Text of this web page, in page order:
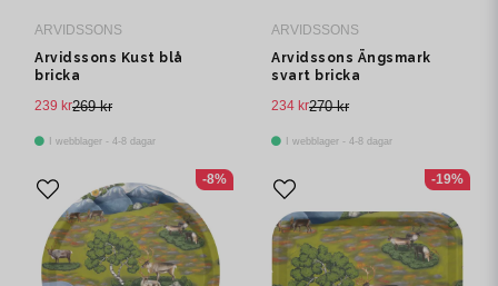
ARVIDSSONS
Arvidssons Kust blå
bricka
269 kr
239 kr
I webblager - 4-8 dagar
ARVIDSSONS
Arvidssons Ängsmark
svart bricka
270 kr
234 kr
I webblager - 4-8 dagar
-8% -19%